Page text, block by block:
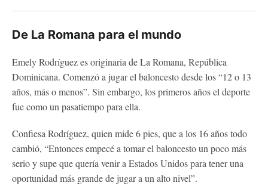
De La Romana para el mundo
Emely Rodríguez es originaria de La Romana, República
Dominicana. Comenzó a jugar el baloncesto desde los “12 o 13
años, más o menos”. Sin embargo, los primeros años el deporte
fue como un pasatiempo para ella.
Confiesa Rodríguez, quien mide 6 pies, que a los 16 años todo
cambió, “Entonces empecé a tomar el baloncesto un poco más
serio y supe que quería venir a Estados Unidos para tener una
oportunidad más grande de jugar a un alto nivel”.